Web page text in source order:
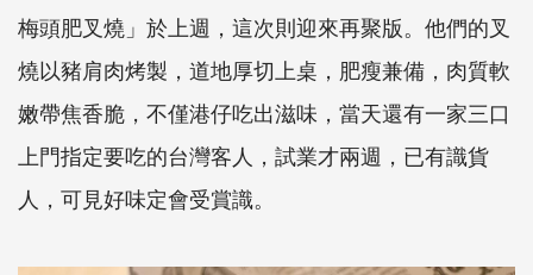
梅頭肥叉燒」於上週，這次則迎來再聚版。他們的叉
燒以豬肩肉烤製，道地厚切上桌，肥瘦兼備，肉質軟
嫩帶焦香脆，不僅港仔吃出滋味，當天還有一家三口
上門指定要吃的台灣客人，試業才兩週，已有識貨
人，可見好味定會受賞識。